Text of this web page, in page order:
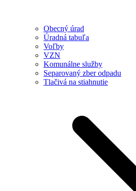
Obecný úrad
Úradná tabuľa
Voľby
VZN
Komunálne služby
Separovaný zber odpadu
Tlačivá na stiahnutie